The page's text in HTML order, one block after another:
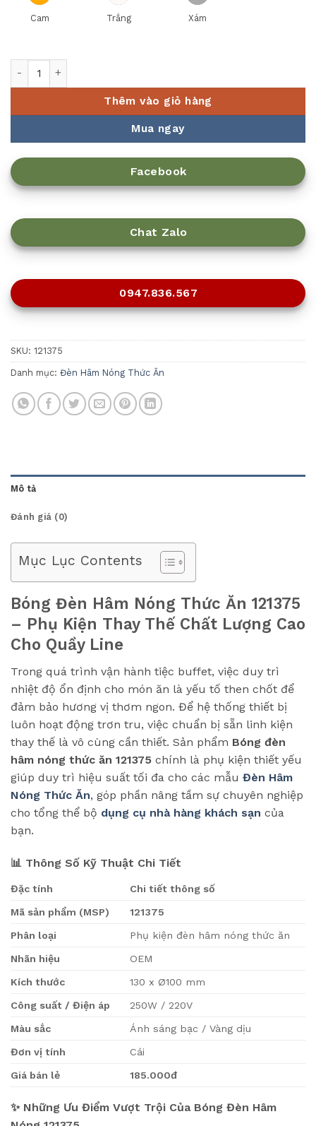
Cam Trắng Xám
Thêm vào giỏ hàng
Mua ngay
Facebook
Chat Zalo
0947.836.567
SKU: 121375
Danh mục: Đèn Hâm Nóng Thức Ăn
Mô tả
Đánh giá (0)
Mục Lục Contents
Bóng Đèn Hâm Nóng Thức Ăn 121375
– Phụ Kiện Thay Thế Chất Lượng Cao
Cho Quầy Line
Trong quá trình vận hành tiệc buffet, việc duy trì
nhiệt độ ổn định cho món ăn là yếu tố then chốt để
đảm bảo hương vị thơm ngon. Để hệ thống thiết bị
luôn hoạt động trơn tru, việc chuẩn bị sẵn linh kiện
thay thế là vô cùng cần thiết. Sản phẩm Bóng đèn
hâm nóng thức ăn 121375 chính là phụ kiện thiết yếu
giúp duy trì hiệu suất tối đa cho các mẫu Đèn Hâm
Nóng Thức Ăn, góp phần nâng tầm sự chuyên nghiệp
cho tổng thể bộ dụng cụ nhà hàng khách sạn của
bạn.
📊 Thông Số Kỹ Thuật Chi Tiết
Đặc tính Chi tiết thông số
Mã sản phẩm (MSP) 121375
Phân loại Phụ kiện đèn hâm nóng thức ăn
Nhãn hiệu OEM
Kích thước 130 x Ø100 mm
Công suất / Điện áp 250W / 220V
Màu sắc Ánh sáng bạc / Vàng dịu
Đơn vị tính Cái
Giá bán lẻ 185.000đ
✨ Những Ưu Điểm Vượt Trội Của Bóng Đèn Hâm